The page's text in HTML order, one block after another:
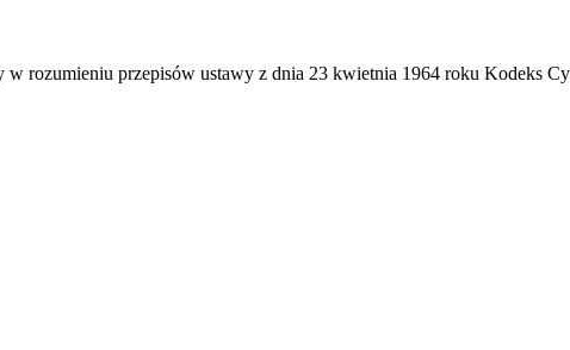
rozumieniu przepisów ustawy z dnia 23 kwietnia 1964 roku Kodeks